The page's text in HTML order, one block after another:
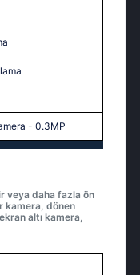
- 0.3MP
veya daha fazla ön
kamera, dönen
altı kamera,